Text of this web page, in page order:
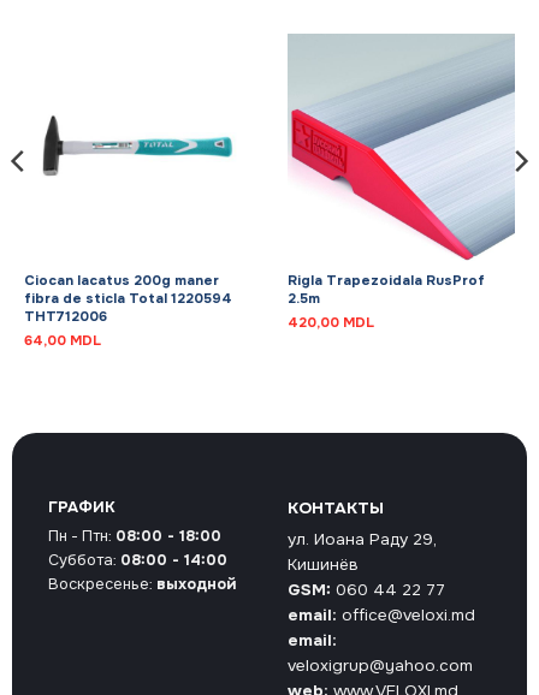
Ciocan lacatus 200g maner
fibra de sticla Total 1220594
THT712006
64,00 MDL
Rigla Trapezoidala RusProf
2.5m
420,00 MDL
КОНТАКТЫ
ул. Иоана Раду 29,
Кишинёв
GSM: 060 44 22 77
email: office@veloxi.md
email:
veloxigrup@yahoo.com
web: www.VELOXI.md
ГРАФИК
Пн - Птн: 08:00 - 18:00
Суббота: 08:00 - 14:00
Воскресенье: выходной